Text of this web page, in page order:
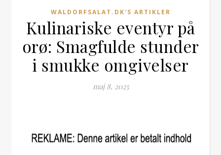
WALDORFSALAT.DK'S ARTIKLER
Kulinariske eventyr på
orø: Smagfulde stunder
i smukke omgivelser
maj 8, 2025